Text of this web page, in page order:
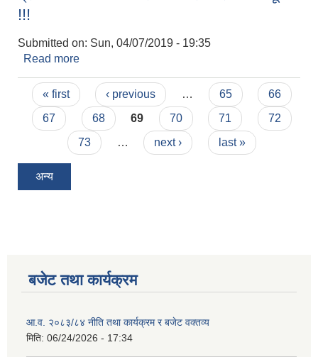
!!!
Submitted on: Sun, 04/07/2019 - 19:35
Read more
Pages
« first ‹ previous … 65
66
67
68 69 70 71
72
73
… next › last »
अन्य
बजेट तथा कार्यक्रम
आ.व. २०८३/८४ नीति तथा कार्यक्रम र बजेट वक्तव्य
मिति: 06/24/2026 - 17:34